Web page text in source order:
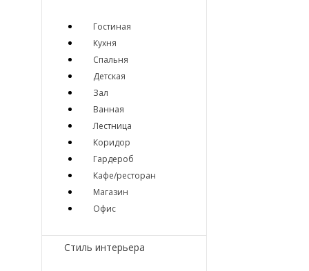
Гостиная
Кухня
Спальня
Детская
Зал
Ванная
Лестница
Коридор
Гардероб
Кафе/ресторан
Магазин
Офис
Стиль интерьера